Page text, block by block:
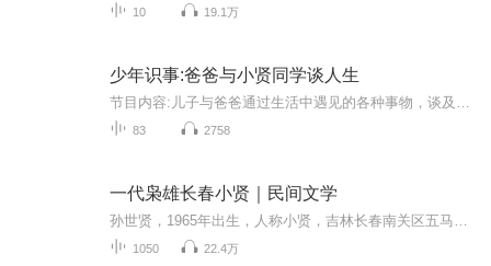
10 19.1万
少年识事:爸爸与小贤同学谈人生
83 2758
一代枭雄长春小贤｜民间文学
1050 22.4万